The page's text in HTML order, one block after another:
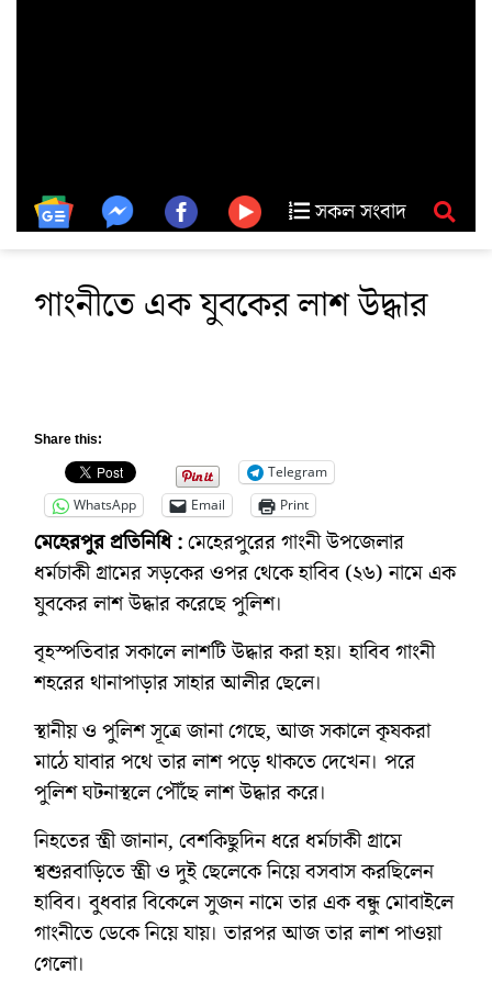
সকল সংবাদ
গাংনীতে এক যুবকের লাশ উদ্ধার
Share this:
Telegram
WhatsApp
Email Print
মেহেরপুর প্রতিনিধি :মেহেরপুরের গাংনী উপজেলার
ধর্মচাকী গ্রামের সড়কের ওপর থেকে হাবিব (২৬) নামে এক
যুবকের লাশ উদ্ধার করেছে পুলিশ।
বৃহস্পতিবার সকালে লাশটি উদ্ধার করা হয়। হাবিব গাংনী
শহরের থানাপাড়ার সাহার আলীর ছেলে।
স্থানীয় ও পুলিশ সূত্রে জানা গেছে, আজ সকালে কৃষকরা
মাঠে যাবার পথে তার লাশ পড়ে থাকতে দেখেন। পরে
পুলিশ ঘটনাস্থলে পৌঁছে লাশ উদ্ধার করে।
নিহতের স্ত্রী জানান, বেশকিছুদিন ধরে ধর্মচাকী গ্রামে
শ্বশুরবাড়িতে স্ত্রী ও দুই ছেলেকে নিয়ে বসবাস করছিলেন
হাবিব। বুধবার বিকেলে সুজন নামে তার এক বন্ধু মোবাইলে
গাংনীতে ডেকে নিয়ে যায়। তারপর আজ তার লাশ পাওয়া
গেলো।